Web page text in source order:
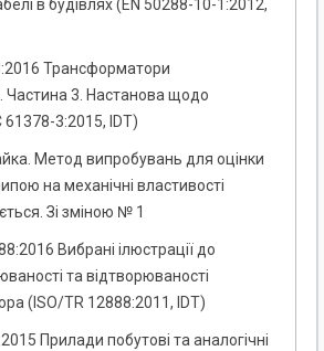
в будівлях (EN 50288-10-1:2012,
Трансформатори
Частина 3. Настанова щодо
61378-3:2015, IDT)
Метод випробувань для оцінки
на механічні властивості
Зі зміною № 1
Вибрані ілюстрації до
та відтворюваності
(ISO/TR 12888:2011, IDT)
Прилади побутові та аналогічні